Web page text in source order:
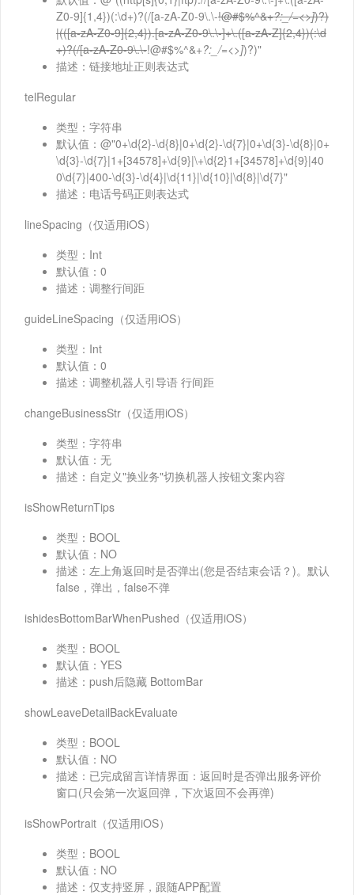
Z0-9]{1,4})(:\d+)?(/[a-zA-Z0-9\.\-!@#$%^&+?:_/=<>])?)
|(([a-zA-Z0-9]{2,4}).[a-zA-Z0-9\.\-]+\.([a-zA-Z]{2,4})(:\d
+)?(/[a-zA-Z0-9\.\-!@#$%^&+?:_/=<>])?)"
描述：链接地址正则表达式
telRegular
类型：字符串
默认值：@"0+\d{2}-\d{8}|0+\d{2}-\d{7}|0+\d{3}-\d{8}|0+
\d{3}-\d{7}|1+[34578]+\d{9}|\+\d{2}1+[34578]+\d{9}|40
0\d{7}|400-\d{3}-\d{4}|\d{11}|\d{10}|\d{8}|\d{7}"
描述：电话号码正则表达式
lineSpacing（仅适用iOS）
类型：Int
默认值：0
描述：调整行间距
guideLineSpacing（仅适用iOS）
类型：Int
默认值：0
描述：调整机器人引导语 行间距
changeBusinessStr（仅适用iOS）
类型：字符串
默认值：无
描述：自定义"换业务"切换机器人按钮文案内容
isShowReturnTips
类型：BOOL
默认值：NO
描述：左上角返回时是否弹出(您是否结束会话？)。默认
false，弹出，false不弹
ishidesBottomBarWhenPushed（仅适用iOS）
类型：BOOL
默认值：YES
描述：push后隐藏 BottomBar
showLeaveDetailBackEvaluate
类型：BOOL
默认值：NO
描述：已完成留言详情界面：返回时是否弹出服务评价
窗口(只会第一次返回弹，下次返回不会再弹)
isShowPortrait（仅适用iOS）
类型：BOOL
默认值：NO
描述：仅支持竖屏，跟随APP配置